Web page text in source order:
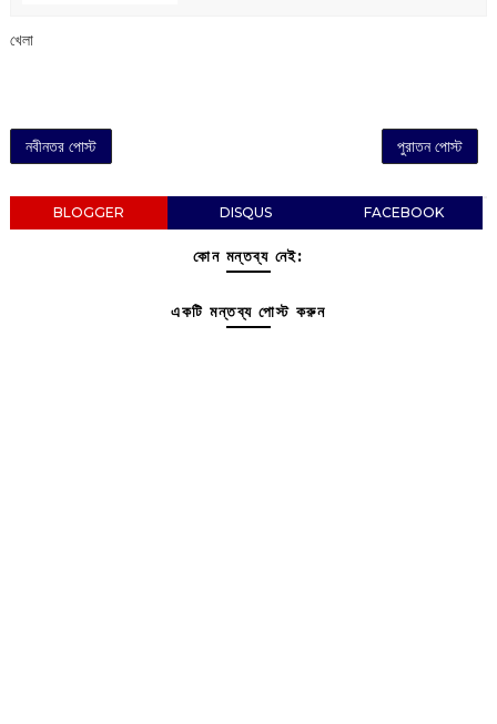
খেলা
নবীনতর পোস্ট পুরাতন পোস্ট
BLOGGER DISQUS FACEBOOK
কোন মন্তব্য নেই:
একটি মন্তব্য পোস্ট করুন